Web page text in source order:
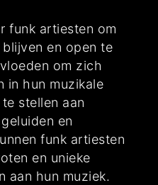
funk artiesten om
en open te
om zich
in hun muzikale
stellen aan
en
funk artiesten
en unieke
aan hun muziek.